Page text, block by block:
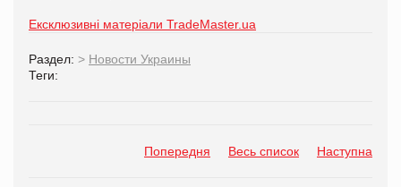
Ексклюзивні матеріали TradeMaster.ua
Раздел: > Новости Украины
Теги:
Попередня Весь список Наступна